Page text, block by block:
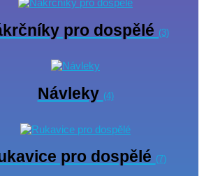
pro dospělé (3)
Návleky (4)
pro dospělé (7)